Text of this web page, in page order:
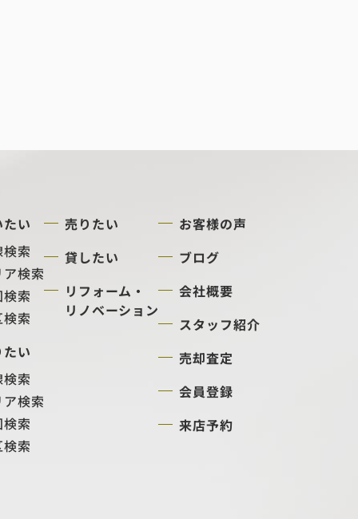
い
索
検索
索
索
い
索
検索
索
索
売りたい
貸したい
リフォーム・
リノベーション
お客様の声
ブログ
会社概要
スタッフ紹介
売却査定
会員登録
来店予約